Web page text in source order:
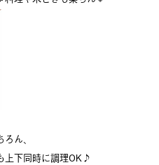
ん、
上下同時に調理OK♪